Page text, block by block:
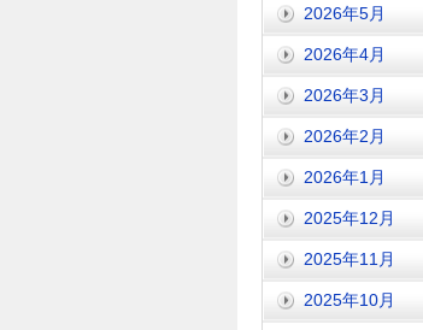
2026年5月
2026年4月
2026年3月
2026年2月
2026年1月
2025年12月
2025年11月
2025年10月